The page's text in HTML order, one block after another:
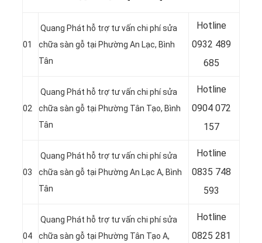
01
Quang Phát hỗ trợ tư vấn chi phí sửa
chữa sàn gỗ tại Phường An Lạc, Bình
Tân
Hotline
0932 489
685
02
Quang Phát hỗ trợ tư vấn chi phí sửa
chữa sàn gỗ tại Phường Tân Tạo, Bình
Tân
Hotline
0904 072
157
03
Quang Phát hỗ trợ tư vấn chi phí sửa
chữa sàn gỗ tại Phường An Lạc A, Bình
Tân
Hotline
0835 748
593
04
Quang Phát hỗ trợ tư vấn chi phí sửa
chữa sàn gỗ tại Phường Tân Tạo A,
Hotline
0825 281